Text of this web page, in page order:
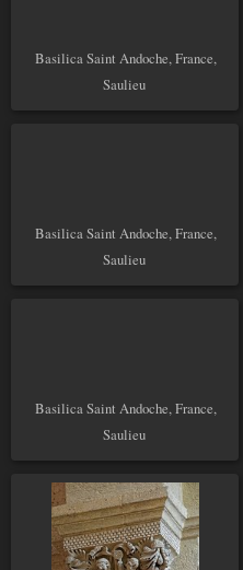
Basilica Saint Andoche, France,
Saulieu
Basilica Saint Andoche, France,
Saulieu
Basilica Saint Andoche, France,
Saulieu